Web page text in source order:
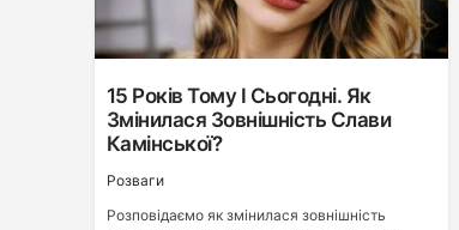
15 Років Тому І Сьогодні. Як
Змінилася Зовнішність Слави
Камінської?
Розваги
Розповідаємо як змінилася зовнішність